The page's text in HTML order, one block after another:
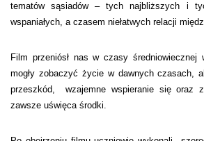
tematów sąsiadów – tych najbliższych i
wspaniałych, a czasem niełatwych relacji
Film przeniósł nas w czasy średniowiecznej
mogły zobaczyć życie w dawnych czasach,
przeszkód, wzajemne wspieranie się oraz
zawsze uświęca środki.